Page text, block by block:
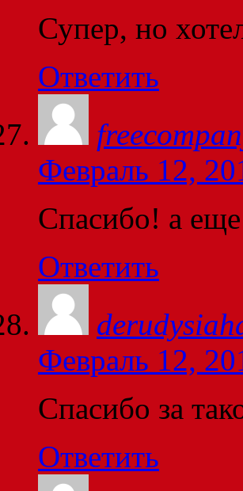
Супер, но
Ответить
Февраль 12,
Спасибо! а
Ответить
Февраль 12,
Спасибо за
Ответить